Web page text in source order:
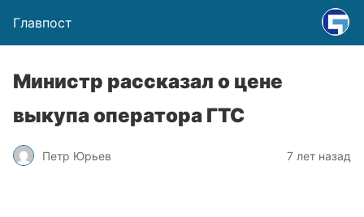
Главпост
Министр рассказал о цене
выкупа оператора ГТС
Петр Юрьев 7 лет назад